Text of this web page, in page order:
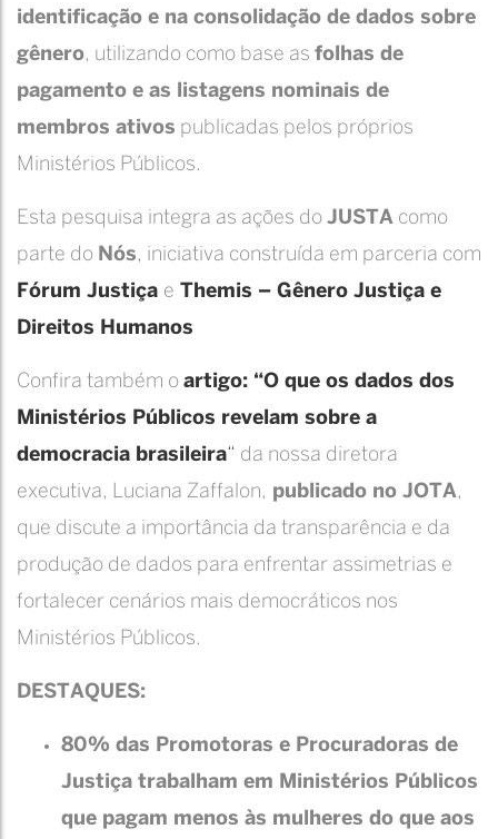
identificação e na consolidação de dados sobre
gênero, utilizando como base as folhas de
pagamento e as listagens nominais de
membros ativos publicadas pelos próprios
Ministérios Públicos.
Esta pesquisa integra as ações do JUSTA como
parte do Nós, iniciativa construída em parceria com
Fórum Justiça e Themis – Gênero Justiça e
Direitos Humanos
Confira também o artigo: “O que os dados dos
Ministérios Públicos revelam sobre a
democracia brasileira“ da nossa diretora
executiva, Luciana Zaffalon, publicado no JOTA,
que discute a importância da transparência e da
produção de dados para enfrentar assimetrias e
fortalecer cenários mais democráticos nos
Ministérios Públicos.
DESTAQUES:
80% das Promotoras e Procuradoras de
Justiça trabalham em Ministérios Públicos
que pagam menos às mulheres do que aos